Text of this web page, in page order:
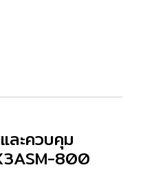
ะควบคุม
800